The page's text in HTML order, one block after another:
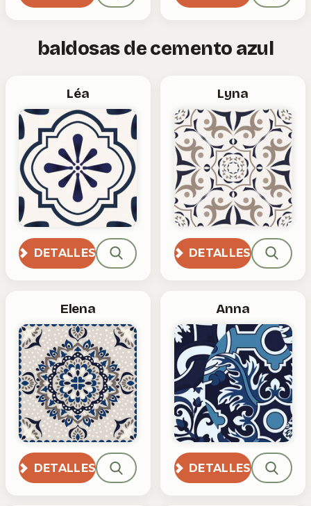
baldosas de cemento azul
Léa
DETALLES
Lyna
DETALLES
Elena
DETALLES
Anna
DETALLES